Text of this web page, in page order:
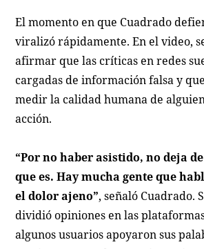
El momento en que Cuadrado
viralizó rápidamente. En el video,
afirmar que las críticas en redes
cargadas de información falsa y
medir la calidad humana de
acción.
“Por no haber asistido, no deja
que es. Hay mucha gente que
el dolor ajeno”, señaló Cuadrado.
dividió opiniones en las
algunos usuarios apoyaron sus